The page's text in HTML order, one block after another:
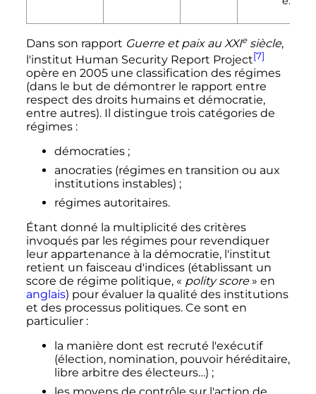
Dans son rapport Guerre et paix au XXIe siècle,
l'institut Human Security Report Project[7]
opère en 2005 une classification des régimes
(dans le but de démontrer le rapport entre
respect des droits humains et démocratie,
entre autres). Il distingue trois catégories de
régimes :
démocraties ;
anocraties (régimes en transition ou aux
institutions instables) ;
régimes autoritaires.
Étant donné la multiplicité des critères
invoqués par les régimes pour revendiquer
leur appartenance à la démocratie, l'institut
retient un faisceau d'indices (établissant un
score de régime politique, « polity score » en
anglais) pour évaluer la qualité des institutions
et des processus politiques. Ce sont en
particulier :
la manière dont est recruté l'exécutif
(élection, nomination, pouvoir héréditaire,
libre arbitre des électeurs…) ;